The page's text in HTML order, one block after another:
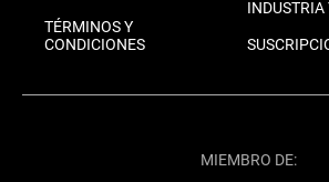
TÉRMINOS Y
CONDICIONES
INDUSTRIA
MIEMBRO DE: